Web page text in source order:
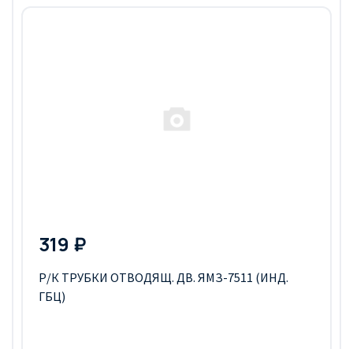
319 ₽
Р/К ТРУБКИ ОТВОДЯЩ. ДВ. ЯМЗ-7511 (ИНД.
ГБЦ)